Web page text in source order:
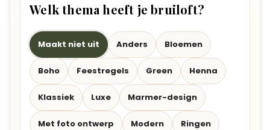
Welk thema heeft je bruiloft?
Maakt niet uit Anders Bloemen
Boho Feestregels Green Henna
Klassiek Luxe Marmer-design
Met foto ontwerp Modern Ringen